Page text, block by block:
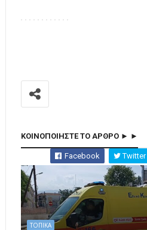
ΚΟΙΝΟΠΟΙΗΣΤΕ ΤΟ ΑΡΘΡΟ ► ►
Facebook Twitter
ΤΟΠΙΚΑ